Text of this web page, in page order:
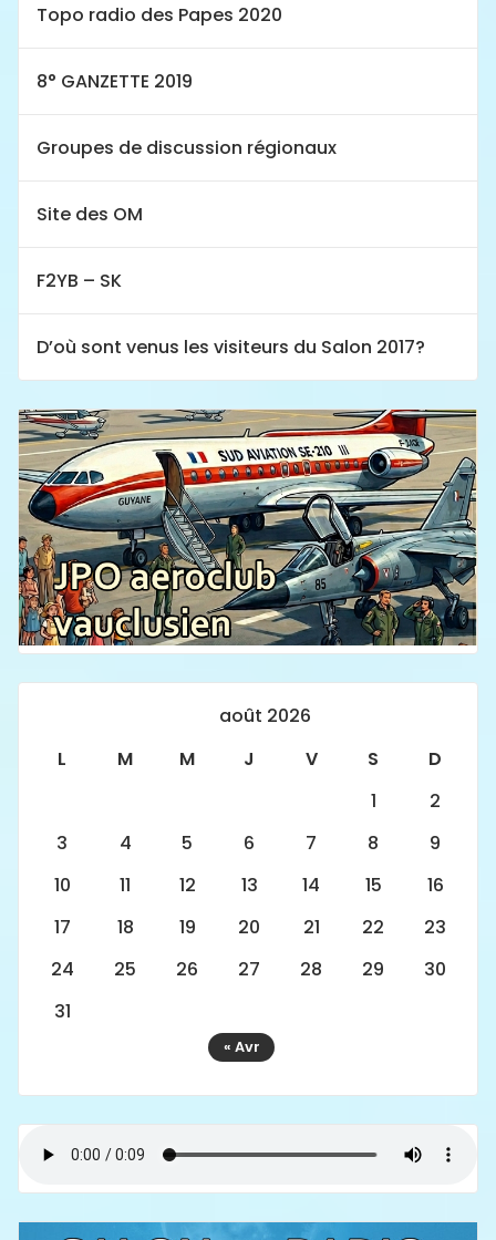
Topo radio des Papes 2020
8° GANZETTE 2019
Groupes de discussion régionaux
Site des OM
F2YB – SK
D’où sont venus les visiteurs du Salon 2017?
août 2026
L
M M J V S
D
1
2
3
4 5 6 7 8
9
10
11 12 13 14 15
16
17
18 19 20 21 22
23
24
25 26 27 28 29
30
31
« Avr